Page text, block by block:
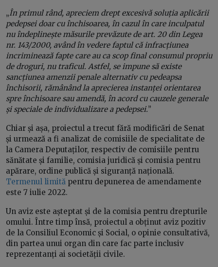
„În primul rând, apreciem drept excesivă soluția aplicării
pedepsei doar cu închisoarea, în cazul în care inculpatul
nu îndeplinește măsurile prevăzute de art. 20 din Legea
nr. 143/2000, având în vedere faptul că infracțiunea
incriminează fapte care au ca scop final consumul propriu
de droguri, nu traficul. Astfel, se impune să existe
sancțiunea amenzii penale alternativ cu pedeapsa
închisorii, rămânând la aprecierea instanței orientarea
spre închisoare sau amendă, în acord cu cauzele generale
și speciale de individualizare a pedepsei.”
Chiar și așa, proiectul a trecut fără modificări de Senat
și urmează a fi analizat de comisiile de specialitate de
la Camera Deputaților, respectiv de comisiile pentru
sănătate și familie, comisia juridică și comisia pentru
apărare, ordine publică și siguranță națională.
Termenul limită pentru depunerea de amendamente
este 7 iulie 2022.
Un aviz este așteptat și de la comisia pentru drepturile
omului. Între timp însă, proiectul a obținut aviz pozitiv
de la Consiliul Economic și Social, o opinie consultativă,
din partea unui organ din care fac parte inclusiv
reprezentanți ai societății civile.